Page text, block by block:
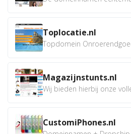
Toplocatie.nl
Magazijnstunts.nl
CustomiPhones.nl